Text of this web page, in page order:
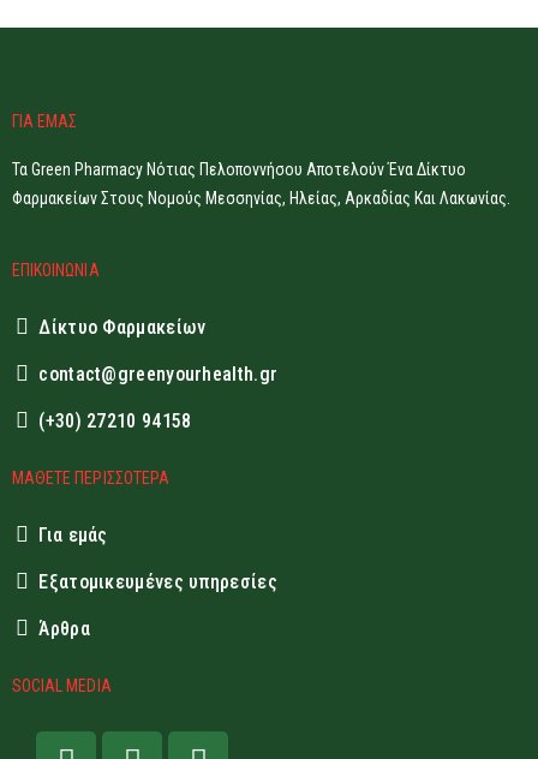
ΓΙΑ ΕΜΑΣ
Τα Green Pharmacy Νότιας Πελοποννήσου Αποτελούν Ένα Δίκτυο
Φαρμακείων Στους Νομούς Μεσσηνίας, Ηλείας, Αρκαδίας Και Λακωνίας.
ΕΠΙΚΟΙΝΩΝΙΑ
Δίκτυο Φαρμακείων
contact@greenyourhealth.gr
(+30) 27210 94158
ΜΑΘΕΤΕ ΠΕΡΙΣΣΟΤΕΡΑ
Για εμάς
Εξατομικευμένες υπηρεσίες
Άρθρα
SOCIAL MEDIA